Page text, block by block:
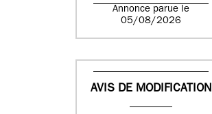
Annonce parue le
05/08/2026
AVIS DE MODIFICATION